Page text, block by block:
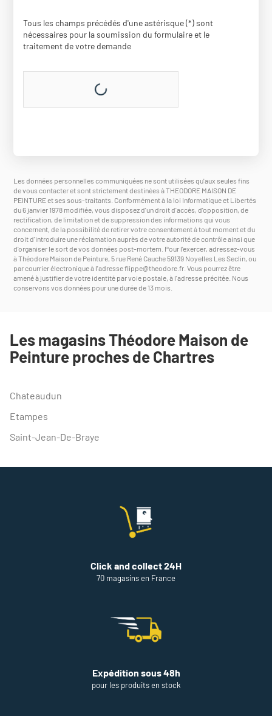
Tous les champs précédés d'une astérisque (*) sont
nécessaires pour la soumission du formulaire et le
traitement de votre demande
Les données personnelles communiquées ne sont utilisées qu'aux seules fins
de vous contacter et sont strictement destinées à THEODORE MAISON DE
PEINTURE et ses sous-traitants. Conformément à la loi Informatique et Libertés
du 6 janvier 1978 modifiée, vous disposez d'un droit d'accès, d'opposition, de
rectification, de limitation et de suppression des informations qui vous
concernent, de la possibilité de retirer votre consentement à tout moment et du
droit d'introduire une réclamation auprès de votre autorité de contrôle ainsi que
d'organiser le sort de vos données post-mortem. Pour l'exercer, adressez-vous
à Théodore Maison de Peinture, 5 rue René Cauche 59139 Noyelles Les Seclin, ou
par courrier électronique à l'adresseflippe@theodore.fr . Vous pourrez être
amené à justifier de votre identité par voie postale, à l'adresse précitée. Nous
conservons vos données pour une durée de 13 mois.
Les magasins Théodore Maison de
Peinture proches de Chartres
Chateaudun
Etampes
Saint-Jean-De-Braye
Click and collect 24H
70 magasins en France
Expédition sous 48h
pour les produits en stock